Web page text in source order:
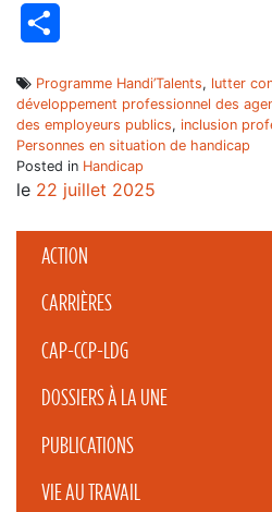
ACTION
CARRIÈRES
CAP-CCP-LDG
DOSSIERS À LA UNE
PUBLICATIONS
VIE AU TRAVAIL
Programme Handi’Talents, lutter
développement professionnel des
des employeurs publics, inclusion
Personnes en situation de handicap
Posted in Handicap
le 22 juillet 2025